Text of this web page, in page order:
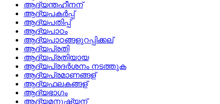
ആദ്യന്തഹീനന്
ആദ്യപകര്‍പ്പ്
ആദ്യപതിപ്പ്
ആദ്യപാഠം
ആദ്യപാഠങ്ങളുറപ്പിക്കല്
ആദ്യപ്രതി
ആദ്യപ്രതിയായ
ആദ്യപ്രദര്‍ശനം നടത്തുക
ആദ്യപ്രമാണങ്ങള്
ആദ്യഫലകങ്ങള്
ആദ്യഭാഗം
ആദ്യമനുഷ്യന്